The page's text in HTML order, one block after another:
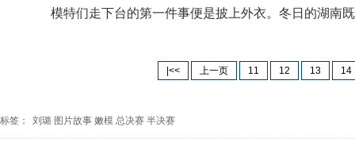
模特们走下台的第一件事便是披上外衣。冬日的湖南既
|<< 上一页 11 12 13 14
标签： 刘璐 图片故事 嫩模 总决赛 半决赛